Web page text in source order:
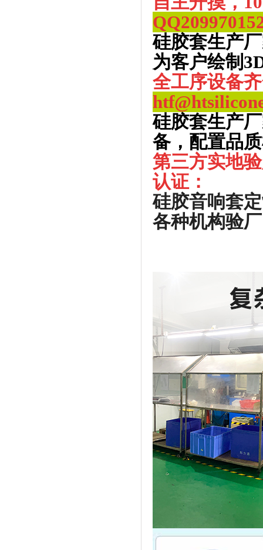
QQ
硅胶套生产
为客户绘制
全工序设备
硅胶套生产
备，配置品
第三方实地
认证：
硅胶音响套
各种机构验